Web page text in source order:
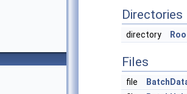
Directories
directory
Files
file